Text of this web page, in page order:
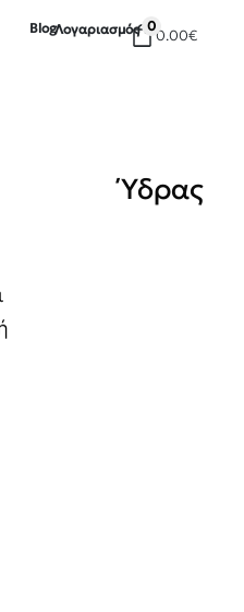
BlogΛογαριασμός 00.00€
Ύδρας